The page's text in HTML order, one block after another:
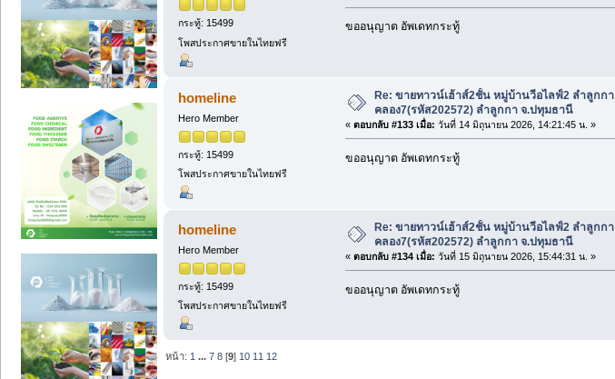
กระทู้: 15499
โพสประกาศขายในไทยฟรี
ขออนุญาต อัพเดทกระทู้
homeline
Hero Member
กระทู้: 15499
โพสประกาศขายในไทยฟรี
Re: ขายทาวน์เฮ้าส์2ชั้น หมู่บ้านวีอไลฟ์2 ลำลูกกา
คลอง7(รหัส202572) ลำลูกกา จ.ปทุมธานี
« ตอบกลับ #133 เมื่อ: วันที่ 14 มิถุนายน 2026, 14:21:45 น. »
ขออนุญาต อัพเดทกระทู้
homeline
Hero Member
กระทู้: 15499
โพสประกาศขายในไทยฟรี
Re: ขายทาวน์เฮ้าส์2ชั้น หมู่บ้านวีอไลฟ์2 ลำลูกกา
คลอง7(รหัส202572) ลำลูกกา จ.ปทุมธานี
« ตอบกลับ #134 เมื่อ: วันที่ 15 มิถุนายน 2026, 15:44:31 น. »
ขออนุญาต อัพเดทกระทู้
หน้า: 1 ...7 8 [9] 10 11 12